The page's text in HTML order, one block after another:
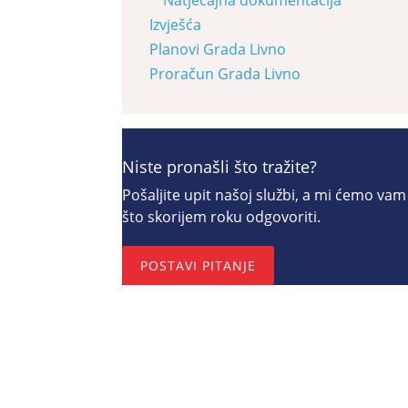
Izvješća
Planovi Grada Livno
Proračun Grada Livno
Niste pronašli što tražite?
Pošaljite upit našoj službi, a mi ćemo
što skorijem roku odgovoriti.
POSTAVI PITANJE